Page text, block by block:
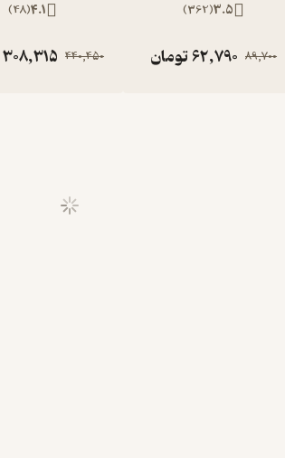
3.5
(
362
)
89,700
62,790تومان
4.1
(
48
)
440,450
308,315